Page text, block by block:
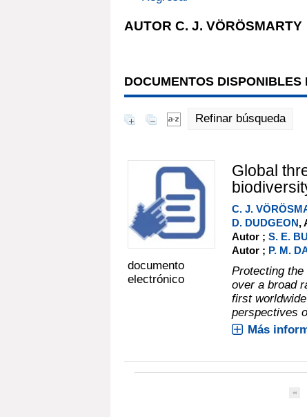
AUTOR C. J. VÖRÖSMARTY
DOCUMENTOS
Refinar búsqueda
documento
electrónico
Global
C. J.
D. DUDGEON,
Autor ; S. E.
Autor ; P. M.
Protecting the
over a broad
first
perspectives
Más